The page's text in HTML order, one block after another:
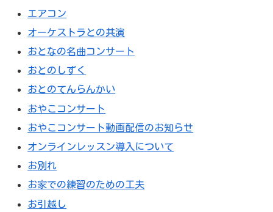
エアコン
オーケストラとの共演
おとなの名曲コンサート
おとのしずく
おとのてんらんかい
おやこコンサート
おやこコンサート動画配信のお知らせ
オンラインレッスン導入について
お別れ
お家での練習のための工夫
お引越し